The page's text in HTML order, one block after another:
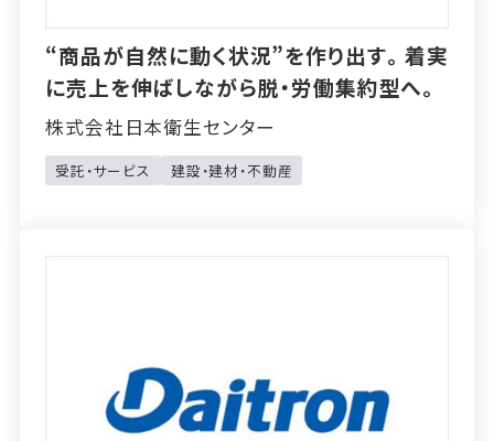
“商品が自然に動く状況”を作り出す。着実
に売上を伸ばしながら脱・労働集約型へ。
株式会社日本衛生センター
受託・サービス 建設・建材・不動産